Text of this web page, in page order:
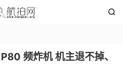

频炸机 机主退不掉、